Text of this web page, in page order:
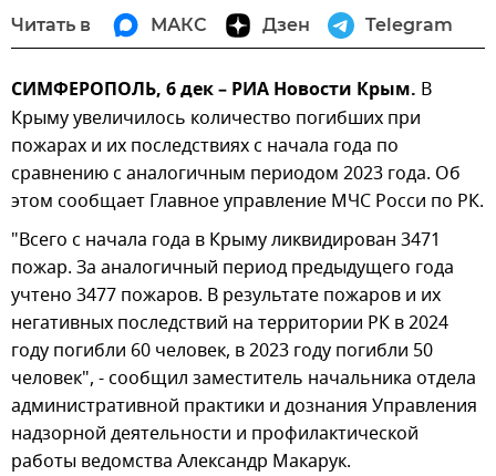
Читать в МАКС Дзен Telegram
СИМФЕРОПОЛЬ, 6 дек – РИА Новости Крым. В
Крыму увеличилось количество погибших при
пожарах и их последствиях с начала года по
сравнению с аналогичным периодом 2023 года. Об
этом сообщает Главное управление МЧС Росси по РК.
"Всего с начала года в Крыму ликвидирован 3471
пожар. За аналогичный период предыдущего года
учтено 3477 пожаров. В результате пожаров и их
негативных последствий на территории РК в 2024
году погибли 60 человек, в 2023 году погибли 50
человек", - сообщил заместитель начальника отдела
административной практики и дознания Управления
надзорной деятельности и профилактической
работы ведомства Александр Макарук.